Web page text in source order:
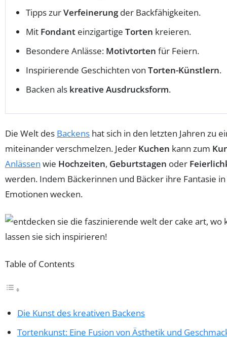
Tipps zurVerfeinerungder Backfähigkeiten.
Mit Fondant einzigartige Torten kreieren.
Besondere Anlässe: Motivtorten für Feiern.
Inspirierende Geschichten von Torten-Künstlern.
Backen als kreative Ausdrucksform.
Die Welt des Backens hat sich in den letzten Jahren zu
miteinander verschmelzen. Jeder Kuchen kann zum
Anlässen wie Hochzeiten, Geburtstagen oder
werden. Indem Bäckerinnen und Bäcker ihre Fantasie
Emotionen wecken.
Table of Contents
Die Kunst des kreativen Backens
Tortenkunst: Eine Fusion von Ästhetik und